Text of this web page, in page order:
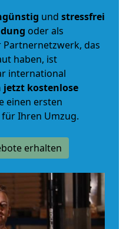
und stressfrei
oder als
Partnernetzwerk, das
haben, ist
international
jetzt kostenlose
einen ersten
Ihren Umzug.
erhalten